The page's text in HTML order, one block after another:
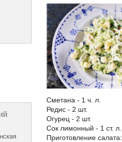
Сметана - 1 ч. л.
Редис - 2 шт.
Огурец - 2 шт.
Сок лимонный - 1 ст. л.
Приготовление салата: